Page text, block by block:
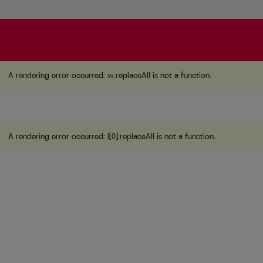
A rendering error occurred:w.replaceAll is not a function
A rendering error occurred: w.replaceAll is not a function.
A rendering error occurred: l[0].replaceAll is not a function.